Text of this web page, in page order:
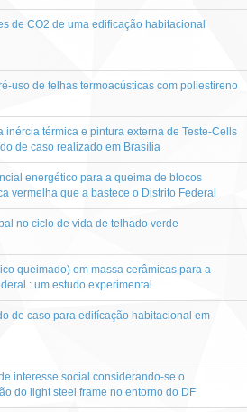
de CO2 de uma edificação habitacional
uso de telhas termoacústicas com poliestireno
térmica e pintura externa de Teste-Cells
de caso realizado em Brasília
energético para a queima de blocos
vermelha que a bastece o Distrito Federal
no ciclo de vida de telhado verde
queimado) em massa cerâmicas para a
: um estudo experimental
de caso para edifícação habitacional em
interesse social considerando-se o
do light steel frame no entorno do DF